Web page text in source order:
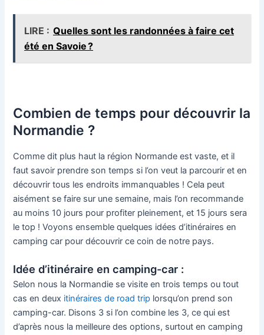
LIRE : Quelles sont les randonnées à faire cet
été en Savoie ?
Combien de temps pour découvrir la
Normandie ?
Comme dit plus haut la région Normande est vaste, et il
faut savoir prendre son temps si l’on veut la parcourir et en
découvrir tous les endroits immanquables ! Cela peut
aisément se faire sur une semaine, mais l’on recommande
au moins 10 jours pour profiter pleinement, et 15 jours sera
le top ! Voyons ensemble quelques idées d’itinéraires en
camping car pour découvrir ce coin de notre pays.
Idée d’itinéraire en camping-car :
Selon nous la Normandie se visite en trois temps ou tout
cas en deux itinéraires de road trip lorsqu’on prend son
camping-car. Disons 3 si l’on combine les 3, ce qui est
d’après nous la meilleure des options, surtout en camping